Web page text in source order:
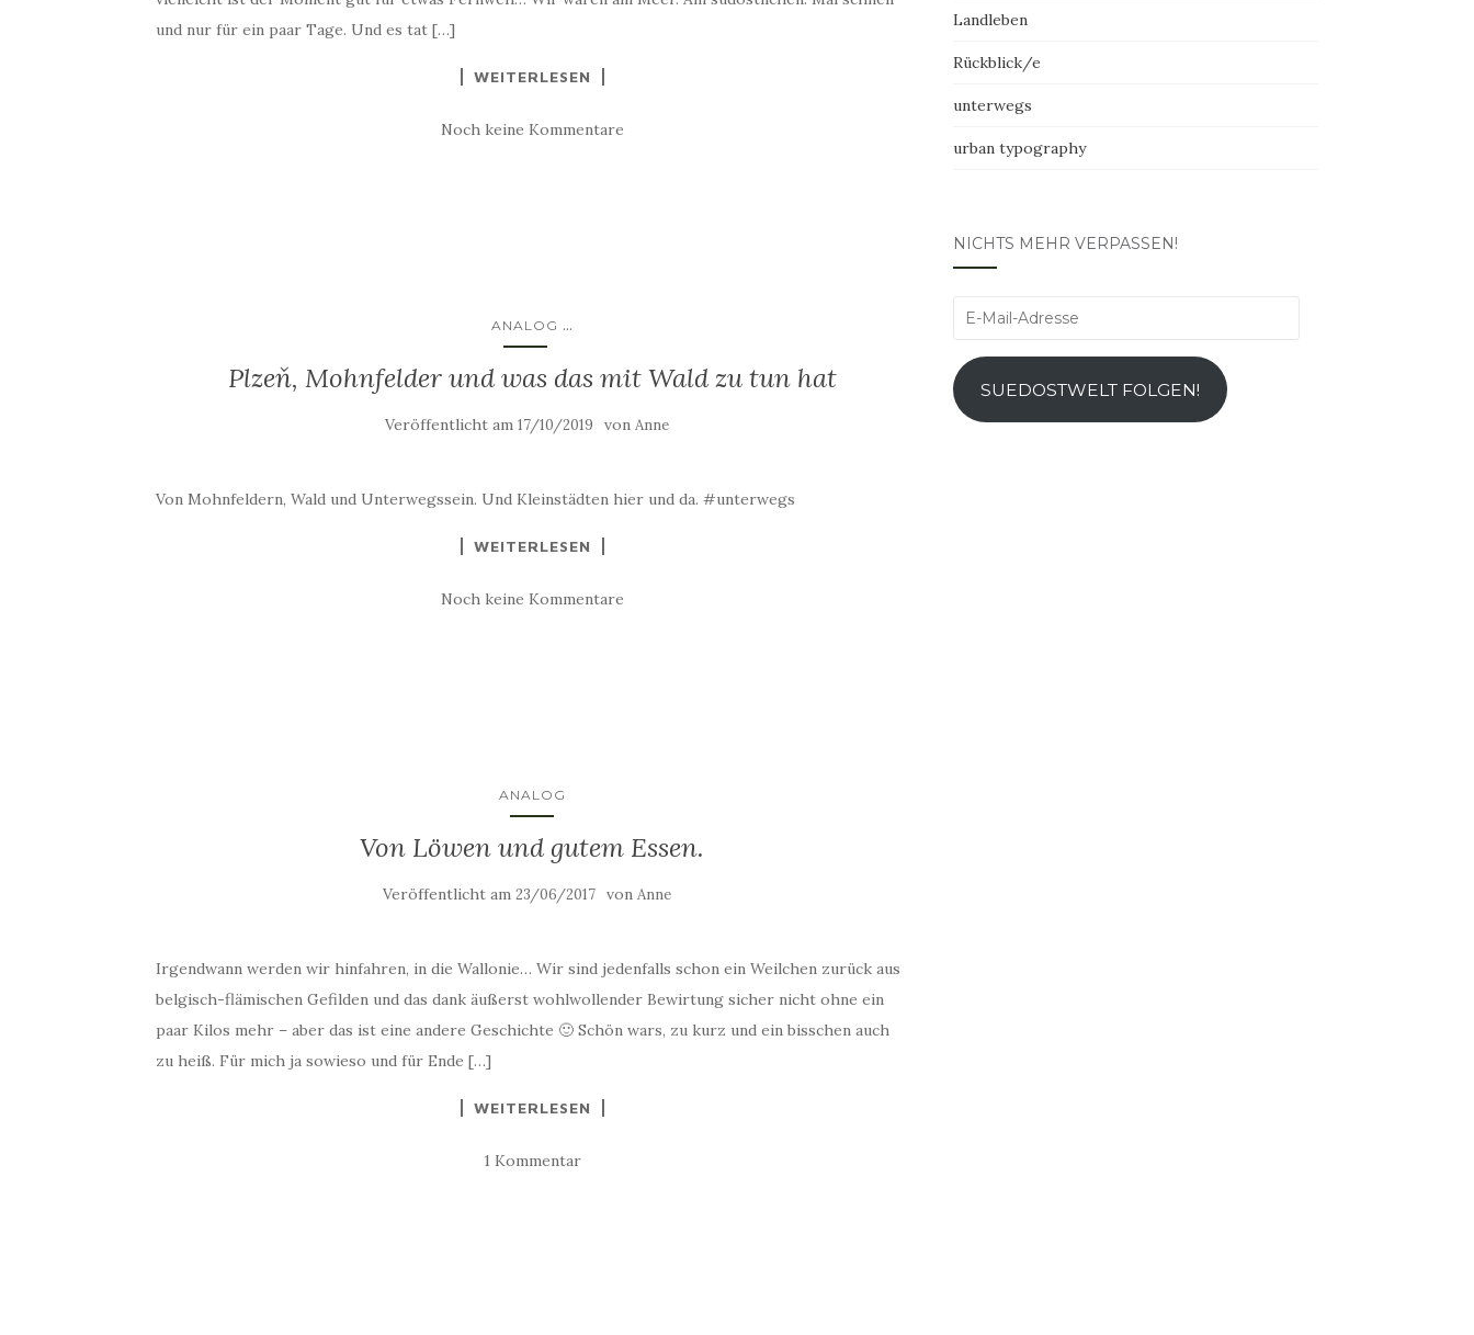
und nur für ein paar Tage. Und es tat […]
WEITERLESEN
Noch keine Kommentare
ANALOG ...
Plzeň, Mohnfelder und was das mit Wald zu tun hat
Veröffentlicht am 17/10/2019 von Anne
Von Mohnfeldern, Wald und Unterwegssein. Und Kleinstädten hier und da. #unterwegs
WEITERLESEN
Noch keine Kommentare
ANALOG
Von Löwen und gutem Essen.
Veröffentlicht am 23/06/2017 von Anne
Irgendwann werden wir hinfahren, in die Wallonie… Wir sind jedenfalls schon ein Weilchen zurück aus
belgisch-flämischen Gefilden und das dank äußerst wohlwollender Bewirtung sicher nicht ohne ein
paar Kilos mehr – aber das ist eine andere Geschichte 🙂 Schön wars, zu kurz und ein bisschen auch
zu heiß. Für mich ja sowieso und für Ende […]
WEITERLESEN
1 Kommentar
Landleben
Rückblick/e
unterwegs
urban typography
NICHTS MEHR VERPASSEN!
E-
Adresse
SUEDOSTWELT FOLGEN!